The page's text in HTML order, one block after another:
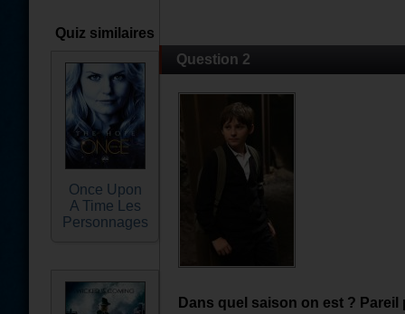
Quiz similaires
Once Upon
A Time Les
Personnages
Question 2
Dans quel saison on est ?